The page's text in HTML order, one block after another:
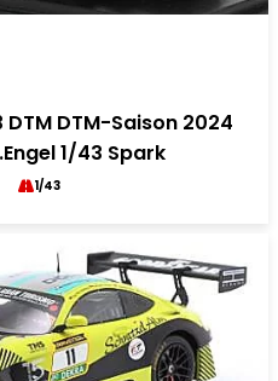
DTM DTM-Saison 2024
1/43 Spark
1/43